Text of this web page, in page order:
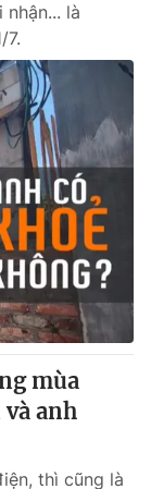
là
7.
mùa
anh
thì cũng là